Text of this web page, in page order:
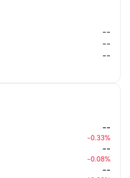
--
--
--
--
-0.33%
--
-0.08%
--